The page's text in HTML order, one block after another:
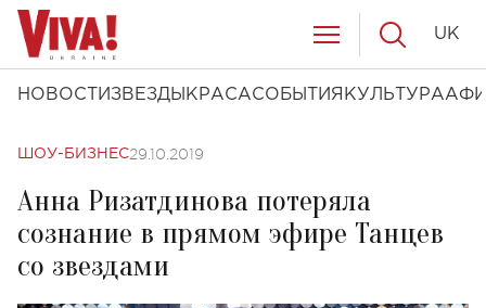
НОВОСТИ ЗВЕЗДЫ КРАСАСОБЫТИЯ КУЛЬТУРА
UK
ШОУ-БИЗНЕС29.10.2019
Анна Ризатдинова потеряла
сознание в прямом эфире Танцев
со звездами